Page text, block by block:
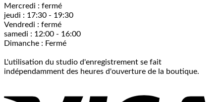
Mercredi : fermé
jeudi : 17:30 - 19:30
Vendredi : fermé
samedi : 12:00 - 16:00
Dimanche : Fermé
L'utilisation du studio d'enregistrement se fait
indépendamment des heures d'ouverture de la boutique.